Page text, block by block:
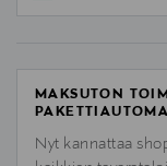
MAKSUTON
Nyt kannattaa